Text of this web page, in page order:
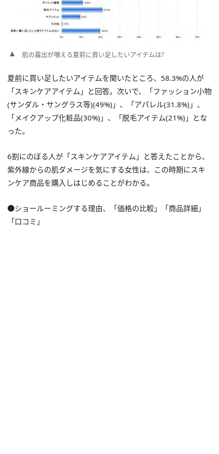
肌の露出が増える夏前に買い足したいアイテムは?
夏前に買い足したいアイテムを聞いたところ、58.3%の人が
「スキンケアアイテム」と回答。次いで、「ファッション小物
(サンダル・サングラス等)(49%)」、「アパレル(31.8%)」、
「メイクアップ化粧品(30%)」、「脱毛アイテム(21%)」とな
った。
6割にのぼる人が「スキンケアアイテム」と答えたことから、
紫外線からの肌ダメージを気にする女性は、この時期にスキ
ンケア商品を購入しはじめることがわかる。
●ショールーミングする理由、「価格の比較」「商品詳細」
「口コミ」